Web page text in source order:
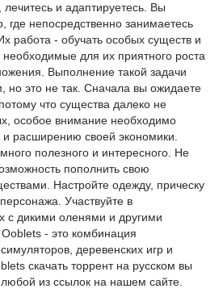
и адаптируетесь. Вы
где непосредственно занимаетесь
работа - обучать особых существ и
необходимые для их приятного роста
Выполнение такой задачи
но это не так. Сначала вы ожидаете
что существа далеко не
особое внимание необходимо
расширению своей экономики.
полезного и интересного. Не
пополнить свою
Настройте одежду, прическу
Участвуйте в
с дикими оленями и другими
- это комбинация
деревенских игр и
скачать торрент на русском вы
из ссылок на нашем сайте.